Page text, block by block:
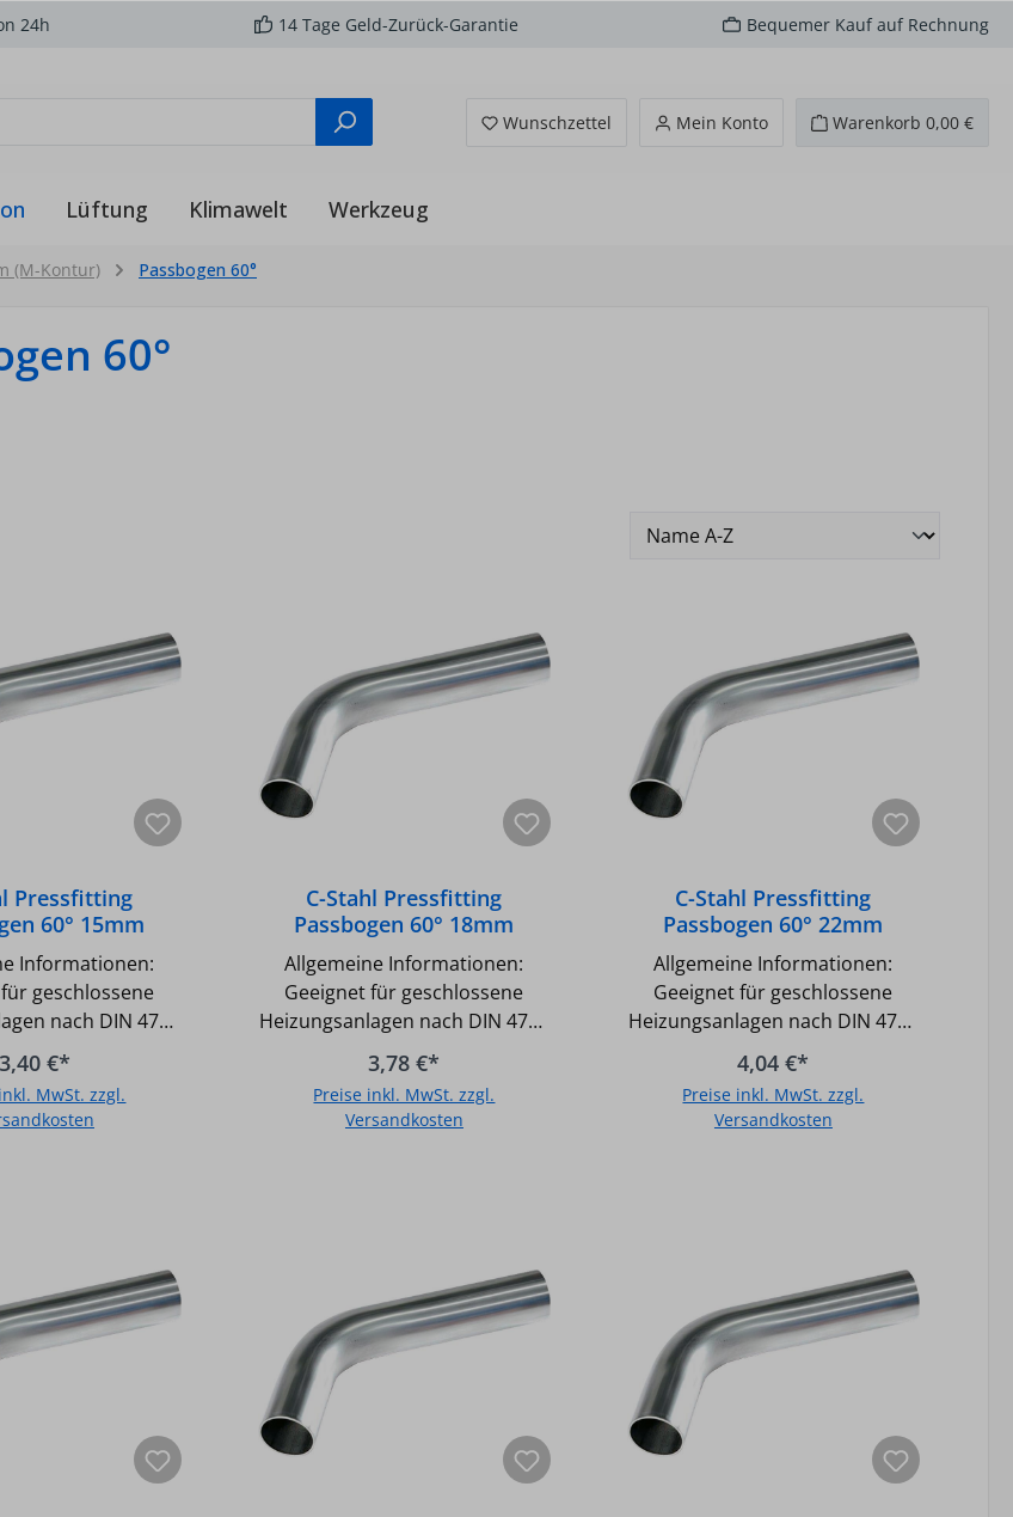
24h 14 Tage Geld-Zurück-Garantie Bequemer Kauf auf Rechnung
Wunschzettel Du hast 0 Produkte auf dem Merkzettel
Mein Konto Warenkorb 0,00 €
Lüftung Klimawelt Werkzeug
(M-Kontur) Passbogen 60°
60°
Pressfitting
60° 15mm
Informationen:
geschlossene
nach DIN 4751
für geschlossene
(Kühlanlagen
/trocken)
geeignet
Passbogen 60°
3,40 €*
MwSt. zzgl.
C-Stahl Pressfitting
Passbogen 60° 18mm
Allgemeine Informationen:
Geeignet für geschlossene
Heizungsanlagen nach DIN 4751
Geeignet für geschlossene
Wasserkreisläufe (Kühlanlagen
und Druckluftleitung /trocken)
Nicht für Trinkwasser geeignet
Pressfitting Passbogen 60°
18mm Temperatur max.: 120°C /
Druck max.: 16 bar Unverpresst
3,78 €*
Preise inkl. MwSt. zzgl.
Versandkosten
C-Stahl Pressfitting
Passbogen 60° 22mm
Allgemeine Informationen:
Geeignet für geschlossene
Heizungsanlagen nach DIN 4751
Geeignet für geschlossene
Wasserkreisläufe (Kühlanlagen
und Druckluftleitung /trocken)
Nicht für Trinkwasser geeignet
Pressfitting Passbogen 60°
22mm Temperatur max.: 120°C /
Druck max.: 16 bar Unverpresst
4,04 €*
Preise inkl. MwSt. zzgl.
Versandkosten